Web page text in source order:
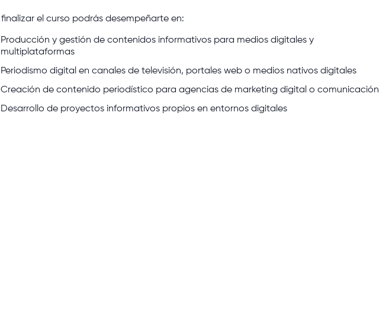
finalizar el curso podrás desempeñarte en:
Producción y gestión de contenidos informativos para medios digitales y
multiplataformas
Periodismo digital en canales de televisión, portales web o medios nativos digitales
Creación de contenido periodístico para agencias de marketing digital o comunicación
Desarrollo de proyectos informativos propios en entornos digitales